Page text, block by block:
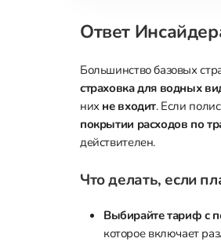
Ответ
Большинство базовых
страховка для водных
нихне входит. Если полис
покрытии расходов по
действителен.
Что делать, если
Выбирайте тариф с
которое включает